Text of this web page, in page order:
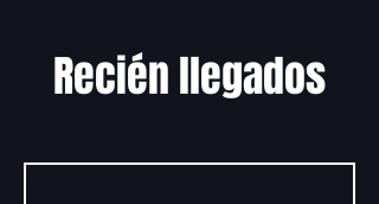
Recién llegados